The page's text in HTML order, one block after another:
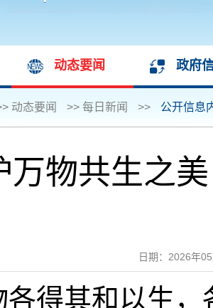
动态要闻 政府
动态要闻 >> 每日新闻 >> 公开信息
万物共生之
日期：2026年
各得其和以生，